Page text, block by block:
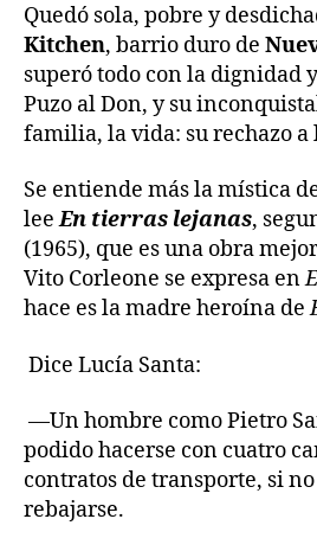
Quedó sola, pobre y
Kitchen, barrio duro de
superó todo con la dignidad
Puzo al Don, y su
familia, la vida: su rechazo
Se entiende más la mística
leeEn tierras lejanas,
(1965), que es una obra
Vito Corleone se expresa en
hace es la madre heroína de
Dice Lucía Santa:
—Un hombre como Pietro
podido hacerse con cuatro
contratos de transporte, si
rebajarse.